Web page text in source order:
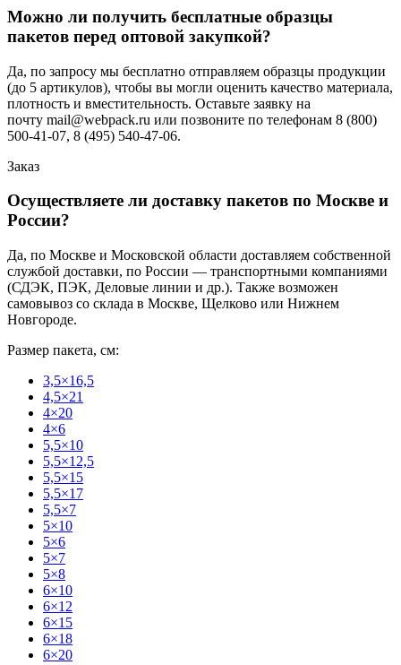
Можно ли получить бесплатные образцы
пакетов перед оптовой закупкой?
Да, по запросу мы бесплатно отправляем образцы продукции
(до 5 артикулов), чтобы вы могли оценить качество материала,
плотность и вместительность. Оставьте заявку на
почту mail@webpack.ru или позвоните по телефонам 8 (800)
500-41-07, 8 (495) 540-47-06.
Заказ
Осуществляете ли доставку пакетов по Москве и
России?
Да, по Москве и Московской области доставляем собственной
службой доставки, по России — транспортными компаниями
(СДЭК, ПЭК, Деловые линии и др.). Также возможен
самовывоз со склада в Москве, Щелково или Нижнем
Новгороде.
Размер пакета, см:
3,5×16,5
4,5×21
4×20
4×6
5,5×10
5,5×12,5
5,5×15
5,5×17
5,5×7
5×10
5×6
5×7
5×8
6×10
6×12
6×15
6×18
6×20